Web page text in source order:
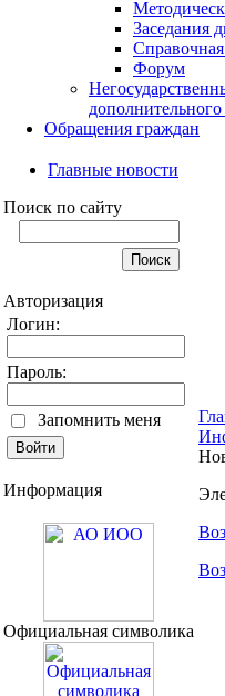
Заседания
Форум
Обращения граждан
Главные новости
Поиск по сайту
Авторизация
Логин:
Пароль:
Запомнить меня
Информация
Официальная символика